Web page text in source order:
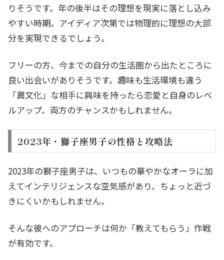
りそうです。年の後半はその理想を現実に落とし込み
やすい時期。アイディア次第では物理的に理想の大部
分を実現できるでしょう。
フリーの方、今までの自分の生活圏から出たところに
良い出会いがありそうです。趣味も生活環境も違う
「異文化」な相手に興味を持ったら恋愛と自身のレベ
ルアップ、両方のチャンスかもしれません。
2023年・獅子座男子の性格と攻略法
2023年の獅子座男子は、いつもの華やかなオーラに加
えてインテリジェンスな空気感があり、ちょっと近づ
きにくいかもしれません。
そんな彼へのアプローチは何か「教えてもらう」作戦
が有効です。